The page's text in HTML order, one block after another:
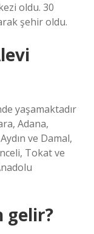
oldu. 30
şehir oldu.
yaşamaktadır
Adana,
ve Damal,
Tokat ve
gelir?